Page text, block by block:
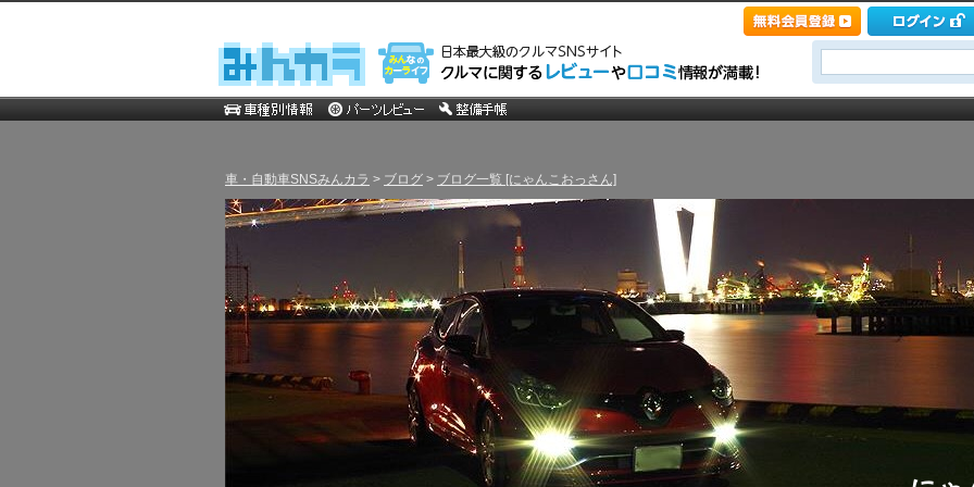
車・自動車SNSみんカラ > ブログ > ブログ一覧 [にゃんこおっさん]